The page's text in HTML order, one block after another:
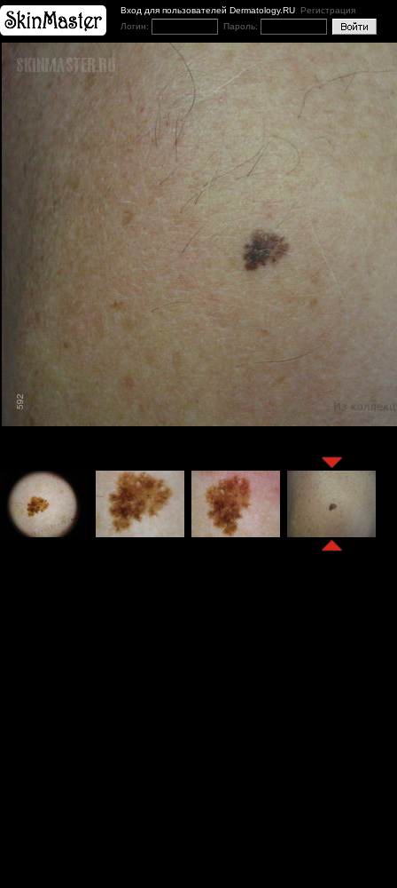
Вход для пользователей Dermatology.RU Регистрация
Логин:
Пароль: